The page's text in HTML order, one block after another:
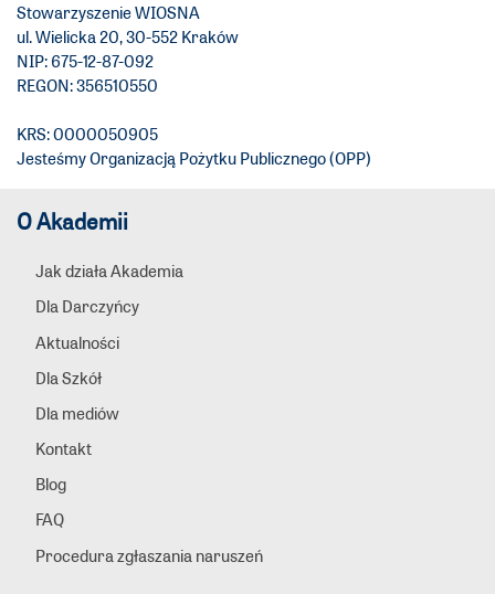
Stowarzyszenie WIOSNA
ul. Wielicka 20, 30-552 Kraków
NIP: 675-12-87-092
REGON: 356510550
KRS: 0000050905
Jesteśmy Organizacją Pożytku Publicznego (OPP)
O Akademii
Jak działa Akademia
Dla Darczyńcy
Aktualności
Dla Szkół
Dla mediów
Kontakt
Blog
FAQ
Procedura zgłaszania naruszeń